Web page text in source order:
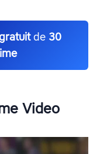
de 30
Video